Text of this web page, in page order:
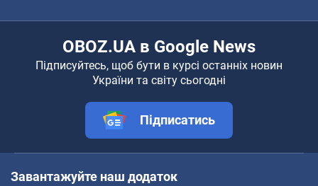
OBOZ.UA в Google News
Підписуйтесь, щоб бути в курсі останніх новин
України та світу сьогодні
Підписатись
Завантажуйте наш додаток